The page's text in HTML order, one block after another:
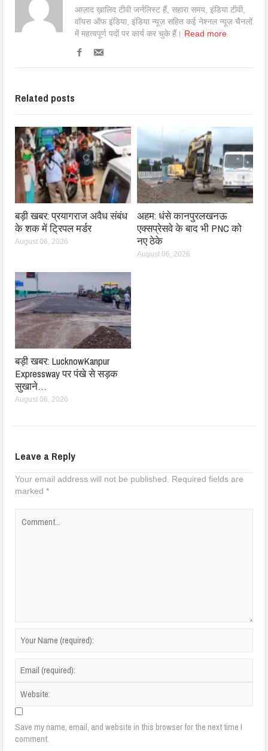
आज़ाद ख़ालिद टीवी जर्नलिस्ट हैं, सहारा समय, इंडिया टीवी,
वॉयस ऑफ इंडिया, इंडिया न्यूज़ सहित कई नेश्नल न्यूज़ चैनलों
में महत्वपूर्ण पदों पर कार्य कर चुके हैं। Read more
Related posts
बड़ी खबर: प्रयागराज अवैध संबंध
के शक में ट्रिपल मर्डर
August 06, 2026
अहम: धंसे कानपुरलखनऊ
एक्सप्रेसवे के बाद भी PNC को
नए ठेके
August 06, 2026
बड़ी खबर: LucknowKanpur
Expressway पर पंखे से सड़क
सुखाने…
August 06, 2026
Leave a Reply
Your email address will not be published.
Required fields are
marked*
Save my name, email, and website in this browser for the next time I
comment.